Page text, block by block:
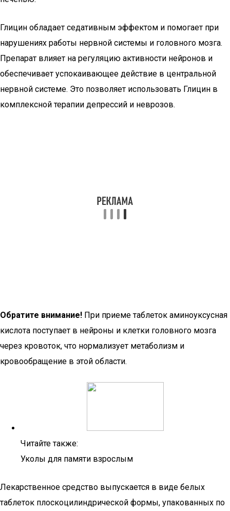
Глицин обладает седативным эффектом и помогает при
нарушениях работы нервной системы и головного мозга.
Препарат влияет на регуляцию активности нейронов и
обеспечивает успокаивающее действие в центральной
нервной системе. Это позволяет использовать Глицин в
комплексной терапии депрессий и неврозов.
Обратите внимание! При приеме таблеток аминоуксусная
кислота поступает в нейроны и клетки головного мозга
через кровоток, что нормализует метаболизм и
кровообращение в этой области.
Читайте также:
Уколы для памяти взрослым
Лекарственное средство выпускается в виде белых
таблеток плоскоцилиндрической формы, упакованных по